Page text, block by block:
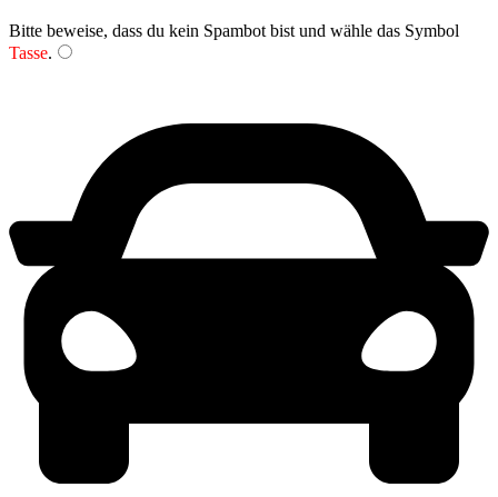
Bitte beweise, dass du kein Spambot bist und wähle das Symbol
Tasse.